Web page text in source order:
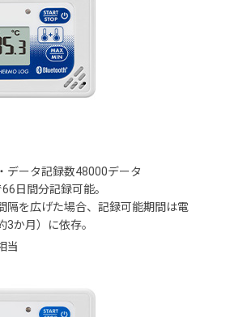
データ記録数48000データ
日間分記録可能。
隔を広げた場合、記録可能期間は電
3か月）に依存。
当